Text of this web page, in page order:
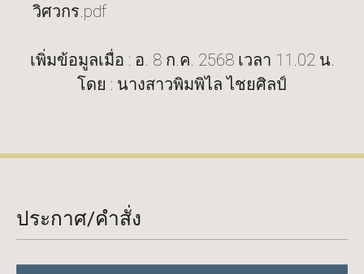
วิศวกร.pdf
เพิ่มข้อมูลเมื่อ : อ. 8 ก.ค. 2568 เวลา 11.02 น.
โดย : นางสาวพิมพิไล ไชยศิลป์
ประกาศ/คำสั่ง